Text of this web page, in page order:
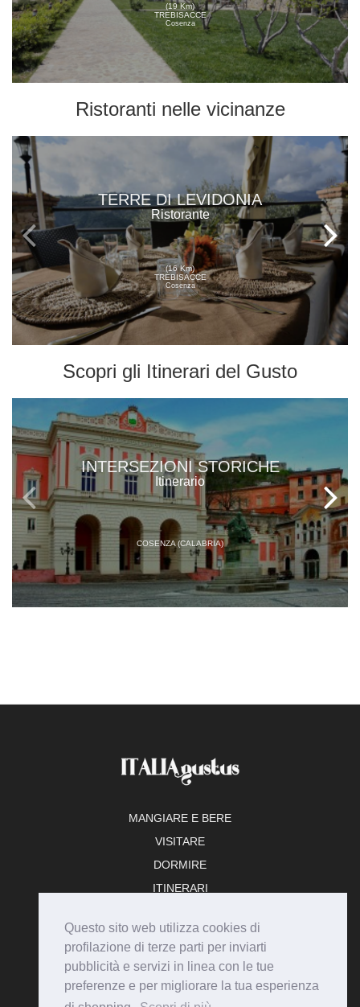
Questo sito web utilizza cookies di
profilazione di terze parti per inviarti
pubblicità e servizi in linea con le tue
preferenze e per migliorare la tua esperienza
(19 Km)
TREBISACCE
Cosenza
Ristoranti nelle vicinanze
TERRE DI LEVIDONIA
Ristorante
(16 Km)
TREBISACCE
Cosenza
Scopri gli Itinerari del Gusto
INTERSEZIONI STORICHE
Itinerario
COSENZA (CALABRIA)
MANGIARE E BERE
VISITARE
DORMIRE
ITINERARI
ADERISCI